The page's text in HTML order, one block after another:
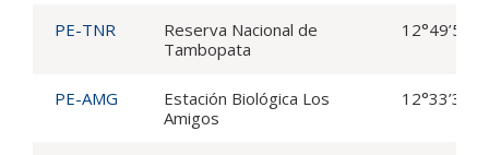
PE-TNR
Reserva Nacional de
Tambopata
PE-AMG
Estación Biológica Los
Amigos